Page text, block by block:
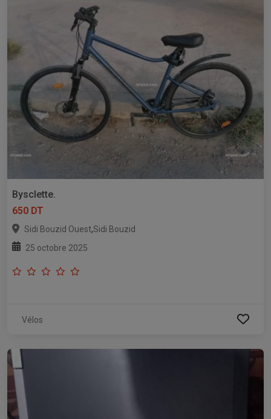
Bysclette.
650 DT
Sidi Bouzid Ouest,Sidi Bouzid
25 octobre 2025
Vélos